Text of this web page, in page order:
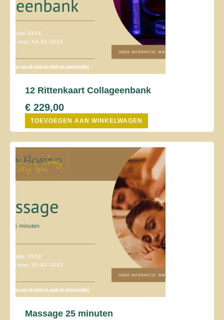
12 Rittenkaart Collageenbank
€229,00
TOEVOEGEN AAN WINKELWAGEN
Massage 25 minuten